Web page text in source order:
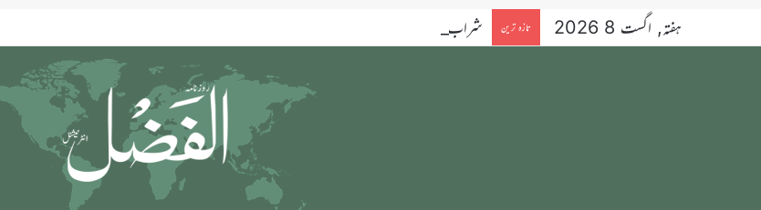
ہفتہ, اگست 8 2026 تازہ ترین شراب، جوئے اور قرعہ اندازی کے تیر سب شیطانی کام ہیں